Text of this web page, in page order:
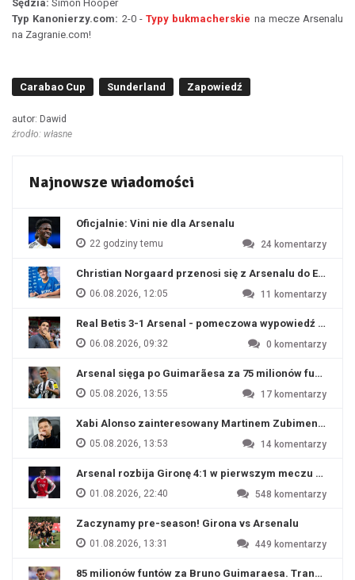
Sędzia: Simon Hooper
Typ Kanonierzy.com: 2-0 - Typy bukmacherskie na mecze Arsenalu
na Zagranie.com!
Carabao Cup Sunderland Zapowiedź
autor: Dawid
źrodło: własne
Najnowsze wiadomości
Oficjalnie: Vini nie dla Arsenalu
22 godziny temu 24 komentarzy
Christian Norgaard przenosi się z Arsenalu do
06.08.2026, 12:05 11 komentarzy
Real Betis 3-1 Arsenal - pomeczowa wypowiedź Artety
06.08.2026, 09:32 0 komentarzy
Arsenal sięga po Guimarãesa za 75 milionów funtów
05.08.2026, 13:55 17 komentarzy
Xabi Alonso zainteresowany Martinem Zubimendim
05.08.2026, 13:53 14 komentarzy
Arsenal rozbija Gironę 4:1 w pierwszym meczu
01.08.2026, 22:40 548 komentarzy
Zaczynamy pre-season! Girona vs Arsenalu
01.08.2026, 13:31 449 komentarzy
85 milionów funtów za Bruno Guimaraesa. Transfer